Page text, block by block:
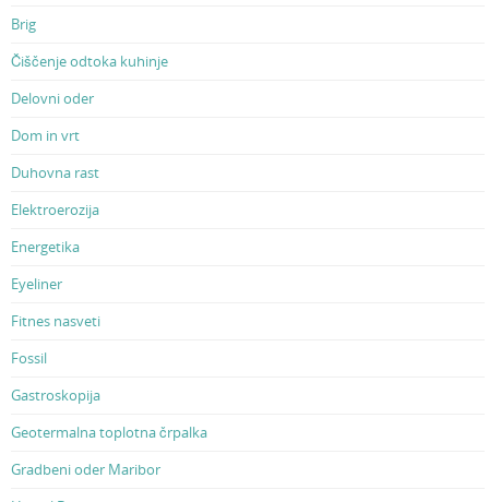
Brig
Čiščenje odtoka kuhinje
Delovni oder
Dom in vrt
Duhovna rast
Elektroerozija
Energetika
Eyeliner
Fitnes nasveti
Fossil
Gastroskopija
Geotermalna toplotna črpalka
Gradbeni oder Maribor